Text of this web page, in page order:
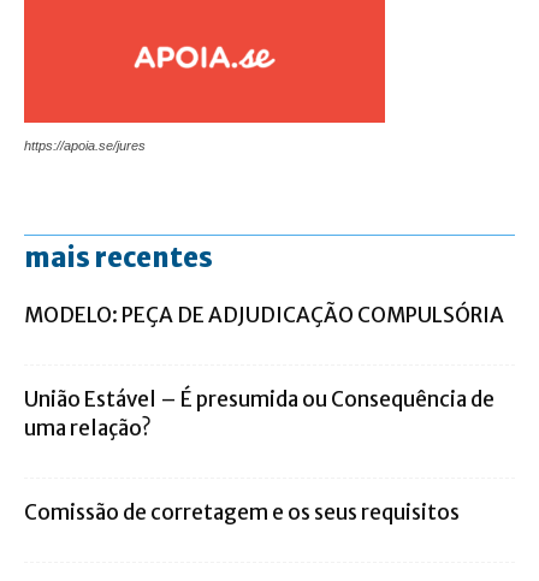
https://apoia.se/jures
mais recentes
MODELO: PEÇA DE ADJUDICAÇÃO COMPULSÓRIA
União Estável – É presumida ou Consequência de
uma relação?
Comissão de corretagem e os seus requisitos